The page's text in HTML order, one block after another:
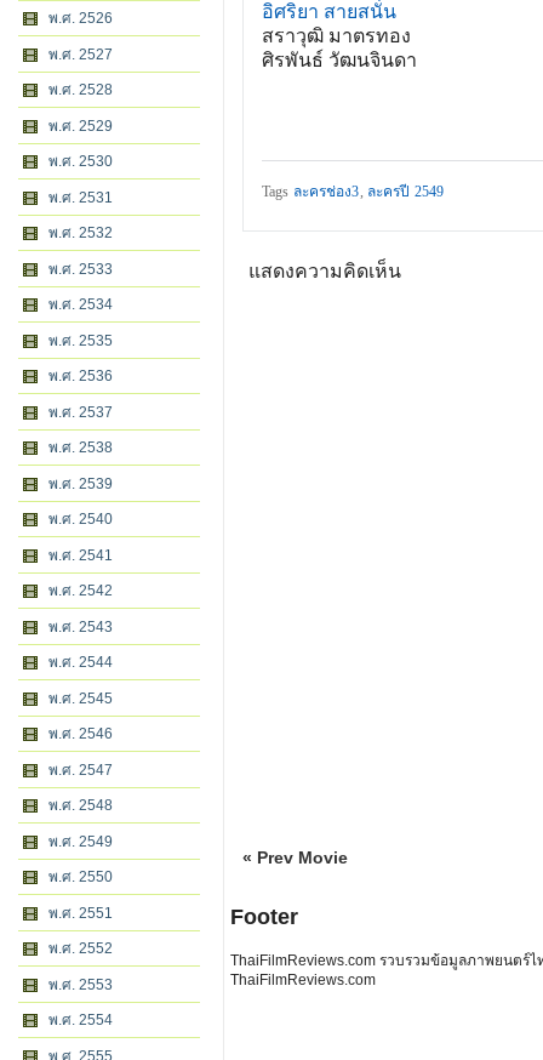
พ.ศ. 2526
พ.ศ. 2527
พ.ศ. 2528
พ.ศ. 2529
พ.ศ. 2530
พ.ศ. 2531
พ.ศ. 2532
พ.ศ. 2533
พ.ศ. 2534
พ.ศ. 2535
พ.ศ. 2536
พ.ศ. 2537
พ.ศ. 2538
พ.ศ. 2539
พ.ศ. 2540
พ.ศ. 2541
พ.ศ. 2542
พ.ศ. 2543
พ.ศ. 2544
พ.ศ. 2545
พ.ศ. 2546
พ.ศ. 2547
พ.ศ. 2548
พ.ศ. 2549
พ.ศ. 2550
พ.ศ. 2551
พ.ศ. 2552
พ.ศ. 2553
พ.ศ. 2554
พ.ศ. 2555
อิศริยา สายสนั่น
สราวุฒิ มาตรทอง
ศิรพันธ์ วัฒนจินดา
Tags ละครช่อง3, ละครปี 2549
แสดงความคิดเห็น
« Prev Movie
Footer
ThaiFilmReviews.com รวบรวมข้อมูลภาพยนตร์
ThaiFilmReviews.com